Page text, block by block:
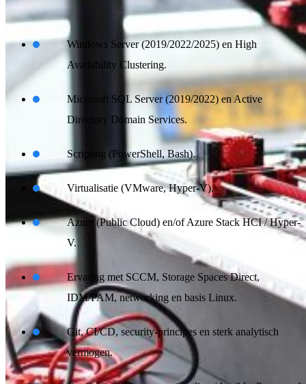
Ervaring met:
Windows Server (2019/2022/2025) en High
Availability Clustering.
Microsoft SQL Server (2019/2022) en Active
Directory Domain Services.
Scripting (PowerShell, Bash).
Virtualisatie (VMware, Hyper-V).
Azure (Public Cloud) en/of Azure Stack HCI / Hyper-
V.
Ervaring met SCCM, Storage Spaces Direct,
IDM/PAM, networking en basis Linux.
Git, CI/CD, security-principes en sterk analytisch
vermogen.